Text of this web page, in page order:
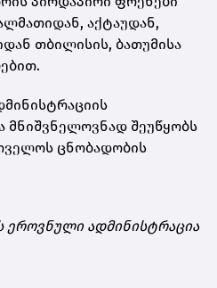
აქტაუდან,
თბილისის, ბათუმისა
მნიშვნელოვნად შეუწყობს
ცნობადობის
ეროვნული ადმინისტრაცია